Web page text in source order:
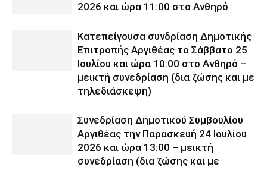
2026 και ώρα 11:00 στο Ανθηρό
Κατεπείγουσα συνδρίαση Δημοτικής
Επιτροπής Αργιθέας το Σάββατο 25
Ιουλίου και ώρα 10:00 στο Ανθηρό –
μεικτή συνεδρίαση (δια ζώσης και με
τηλεδιάσκεψη)
Συνεδρίαση Δημοτικού Συμβουλίου
Αργιθέας την Παρασκευή 24 Ιουλίου
2026 και ώρα 13:00 – μεικτή
συνεδρίαση (δια ζώσης και με